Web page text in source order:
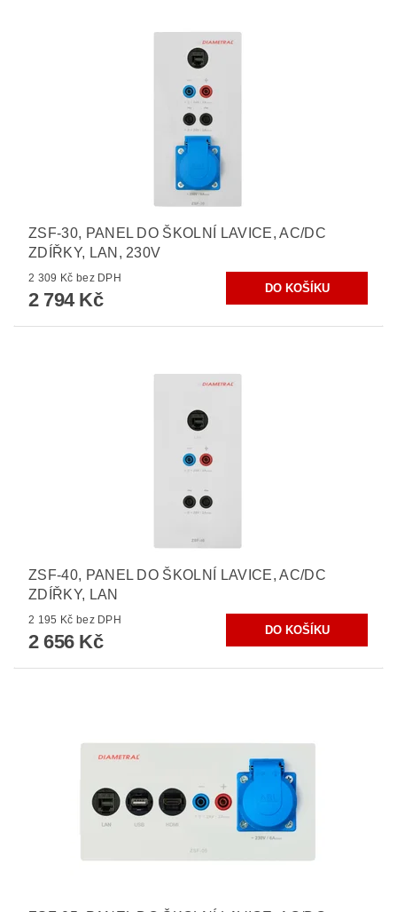
ZSF-30, PANEL DO ŠKOLNÍ LAVICE, AC/DC
ZDÍŘKY, LAN, 230V
2 309 Kč bez DPH
2 794 Kč
ZSF-40, PANEL DO ŠKOLNÍ LAVICE, AC/DC
ZDÍŘKY, LAN
2 195 Kč bez DPH
2 656 Kč